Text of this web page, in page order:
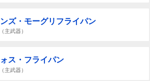
ズ・モーグリフライパン
主武器）
ス・フライパン
主武器）